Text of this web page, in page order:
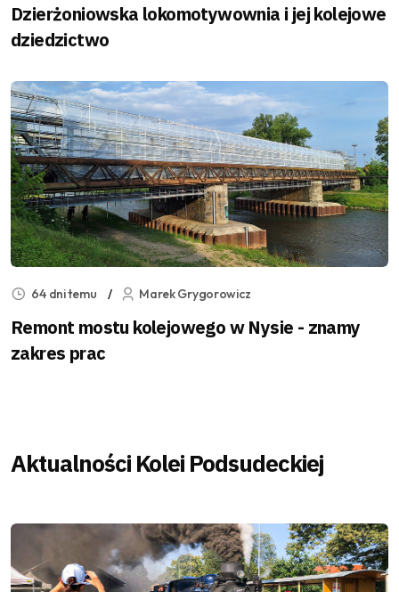
Dzierżoniowska lokomotywownia i jej kolejowe
dziedzictwo
64 dni temu Marek Grygorowicz
Remont mostu kolejowego w Nysie - znamy
zakres prac
Aktualności Kolei Podsudeckiej